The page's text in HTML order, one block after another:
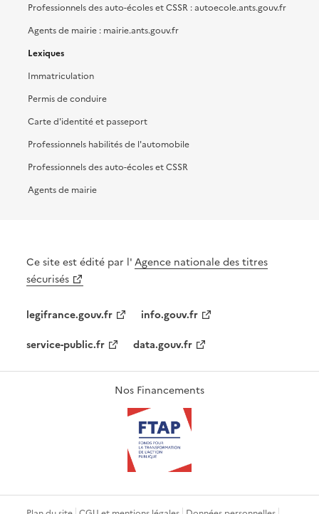
Professionnels des auto-écoles et CSSR : autoecole.ants.gouv.fr
Agents de mairie : mairie.ants.gouv.fr
Lexiques
Immatriculation
Permis de conduire
Carte d'identité et passeport
Professionnels habilités de l'automobile
Professionnels des auto-écoles et CSSR
Agents de mairie
Ce site est édité par l'Agence nationale des titres
sécurisés
legifrance.gouv.fr
info.gouv.fr
service-public.fr
data.gouv.fr
Nos Financements